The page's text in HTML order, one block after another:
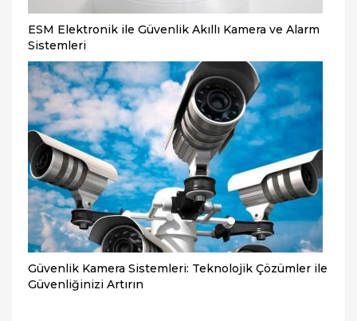
ESM Elektronik ile Güvenlik Akıllı Kamera ve Alarm
Sistemleri
Güvenlik Kamera Sistemleri: Teknolojik Çözümler ile
Güvenliğinizi Artırın